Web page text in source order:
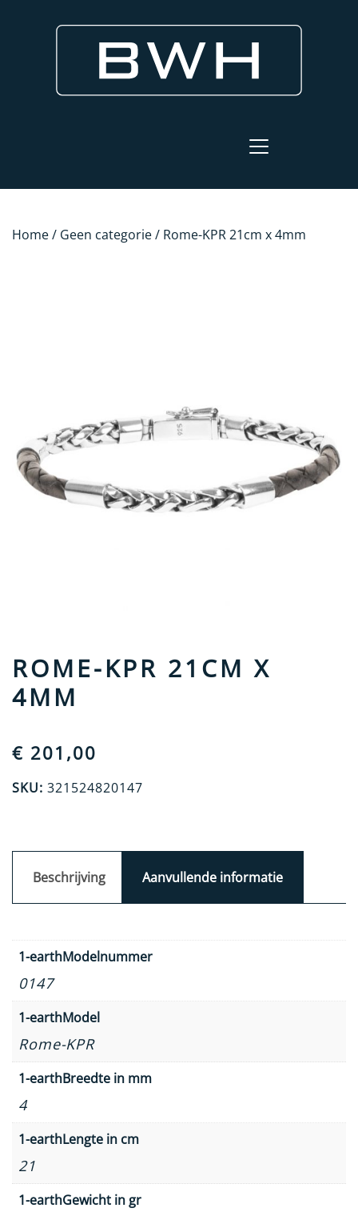
Home/ Geen categorie/ Rome-KPR 21cm x 4mm
ROME-KPR 21CM X
4MM
€ 201,00
SKU: 321524820147
Beschrijving Aanvullende informatie
1-earthModelnummer
0147
1-earthModel
Rome-KPR
1-earthBreedte in mm
4
1-earthLengte in cm
21
1-earthGewicht in gr